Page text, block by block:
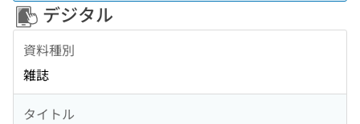
デジタル
資料種別
雑誌
タイトル